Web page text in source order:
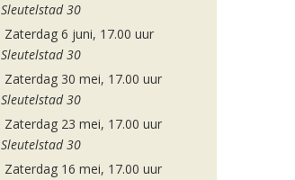
Sleutelstad 30
Zaterdag 6 juni, 17.00 uur
Sleutelstad 30
Zaterdag 30 mei, 17.00 uur
Sleutelstad 30
Zaterdag 23 mei, 17.00 uur
Sleutelstad 30
Zaterdag 16 mei, 17.00 uur